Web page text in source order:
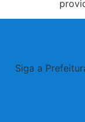
Siga a